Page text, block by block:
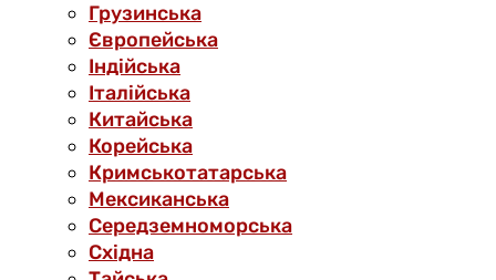
Грузинська
Європейська
Індійська
Італійська
Китайська
Корейська
Кримськотатарська
Мексиканська
Середземноморська
Східна